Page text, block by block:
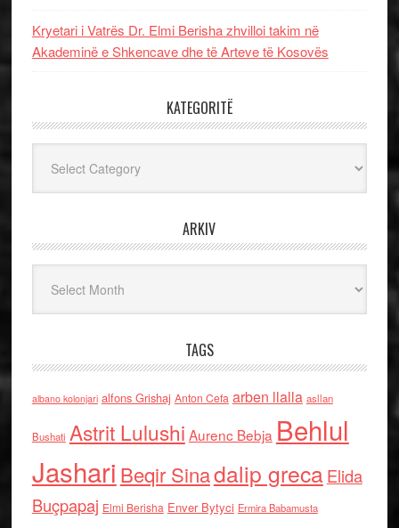
Kryetari i Vatrës Dr. Elmi Berisha zhvilloi takim në
Akademinë e Shkencave dhe të Arteve të Kosovës
KATEGORITË
ARKIV
TAGS
albano kolonjari alfons Grishaj Anton Cefa arben llalla asllan
Bushati Astrit Lulushi Aurenc Bebja Behlul
Jashari Beqir Sinadalip grecaElida
Buçpapaj Elmi Berisha Enver Bytyci Ermira Babamusta